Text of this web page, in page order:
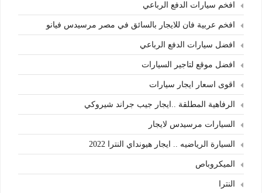
افخم سيارات الدفع الرباعي
افخم عربية فان للايجار بالسائق في مصر مرسيدس فيانو
افضل سيارات الدفع الرباعي
افضل موقع لتاجير السيارات
اقوى اسعار ايجار سيارات
الرفاهية المطلقة ..ايجار جيب جراند شيروكي
السيارات مرسيدس لايجار
السيارة الرياضيه .. ايجار هيونداي النترا 2022
الميكروباص
النترا